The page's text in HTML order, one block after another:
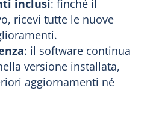
inclusi: finché il
ricevi tutte le nuove
: il software continua
versione installata,
aggiornamenti né